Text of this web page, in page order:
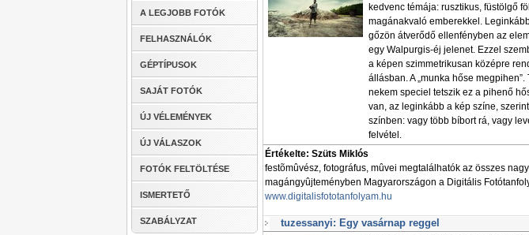
A LEGJOBB FOTÓK
FELHASZNÁLÓK
GÉPTÍPUSOK
SAJÁT FOTÓK
ÚJ VÉLEMÉNYEK
ÚJ VÁLASZOK
FOTÓK FELTÖLTÉSE
ISMERTETŐ
SZABÁLYZAT
kedvenc témája: rusztikus, füstölgő
magánakvaló emberekkel.
gőzön átverődő ellenfényben az
egy Walpurgis-éj jelenet. Ezzel
a képen szimmetrikusan középre
állásban. A „munka hőse
nekem speciel tetszik ez a pihenő
van, az leginkább a kép színe,
színben: vagy több bíbort rá, vagy
felvétel.
Értékelte: Szüts Miklós
festõmûvész, fotográfus, mûvei megtalálhatók az összes
magángyûjteményben Magyarországon a Digitális
www.digitalisfototanfolyam.hu
tuzessanyi: Egy vasárnap reggel